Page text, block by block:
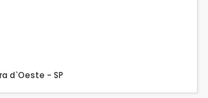
d`Oeste - SP